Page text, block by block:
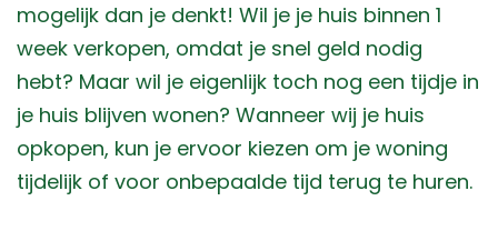
mogelijk dan je denkt! Wil je je huis binnen 1
week verkopen, omdat je snel geld nodig
hebt? Maar wil je eigenlijk toch nog een tijdje in
je huis blijven wonen? Wanneer wij je huis
opkopen, kun je ervoor kiezen om je woning
tijdelijk of voor onbepaalde tijd terug te huren.